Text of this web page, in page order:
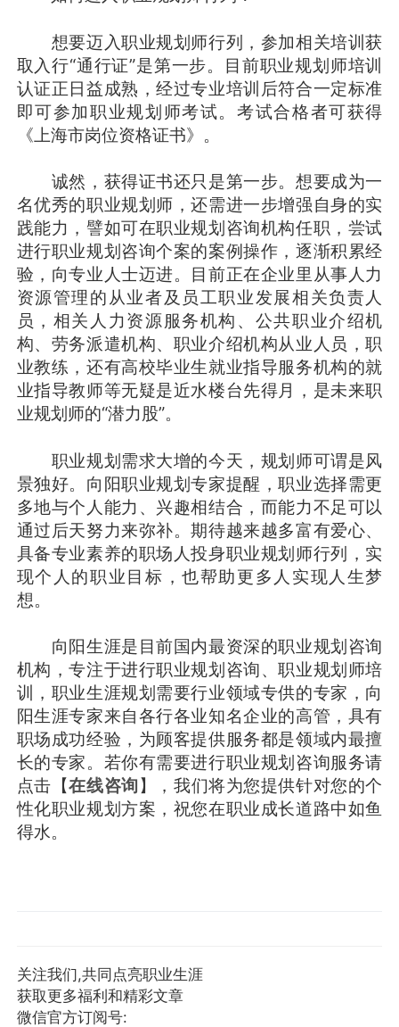
想要迈入职业规划师行列，参加相关培训获
取入行“通行证”是第一步。目前职业规划师培训
认证正日益成熟，经过专业培训后符合一定标准
即可参加职业规划师考试。考试合格者可获得
《上海市岗位资格证书》。
诚然，获得证书还只是第一步。想要成为一
名优秀的职业规划师，还需进一步增强自身的实
践能力，譬如可在职业规划咨询机构任职，尝试
进行职业规划咨询个案的案例操作，逐渐积累经
验，向专业人士迈进。目前正在企业里从事人力
资源管理的从业者及员工职业发展相关负责人
员，相关人力资源服务机构、公共职业介绍机
构、劳务派遣机构、职业介绍机构从业人员，职
业教练，还有高校毕业生就业指导服务机构的就
业指导教师等无疑是近水楼台先得月，是未来职
业规划师的“潜力股”。
职业规划需求大增的今天，规划师可谓是风
景独好。向阳职业规划专家提醒，职业选择需更
多地与个人能力、兴趣相结合，而能力不足可以
通过后天努力来弥补。期待越来越多富有爱心、
具备专业素养的职场人投身职业规划师行列，实
现个人的职业目标，也帮助更多人实现人生梦
想。
向阳生涯是目前国内最资深的职业规划咨询
机构，专注于进行职业规划咨询、职业规划师培
训，职业生涯规划需要行业领域专供的专家，向
阳生涯专家来自各行各业知名企业的高管，具有
职场成功经验，为顾客提供服务都是领域内最擅
长的专家。若你有需要进行职业规划咨询服务请
点击【在线咨询】，我们将为您提供针对您的个
性化职业规划方案，祝您在职业成长道路中如鱼
得水。
关注我们,共同点亮职业生涯
获取更多福利和精彩文章
微信官方订阅号: